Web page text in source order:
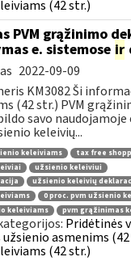
(42 str.)
PVM grąžinimo
e. sistemose ir
2022-09-09
KM3082 Ši
(42 str.) PVM
savo naudojamoje
keleivių...
keleiviams tax free
užsienio keleiviui
užsienio keleivių
0 proc. pvm užsienio
keleiviams
pvm grąžinimas
Pridėtinės
asmenims
(42 str.)